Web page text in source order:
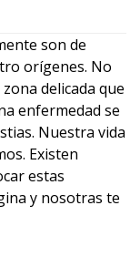
son de
orígenes. No
delicada que
enfermedad se
Nuestra vida
Existen
estas
y nosotras te